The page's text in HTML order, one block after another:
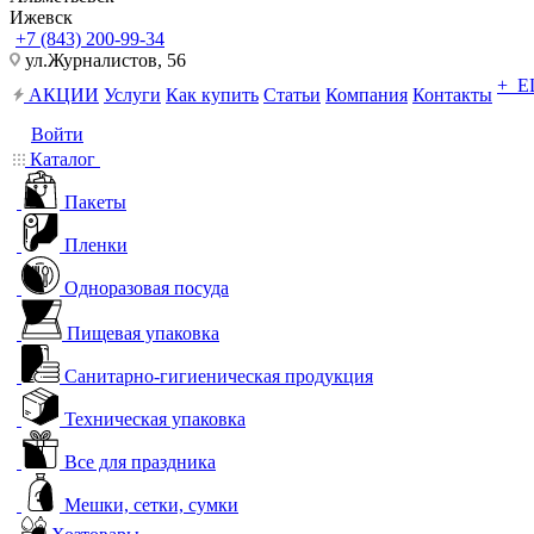
Ижевск
+7 (843) 200-99-34
ул.Журналистов, 56
АКЦИИ Услуги Как купить Статьи Компания Контакты +
Войти
Каталог
Пакеты
Пленки
Одноразовая посуда
Пищевая упаковка
Санитарно-гигиеническая продукция
Техническая упаковка
Все для праздника
Мешки, сетки, сумки